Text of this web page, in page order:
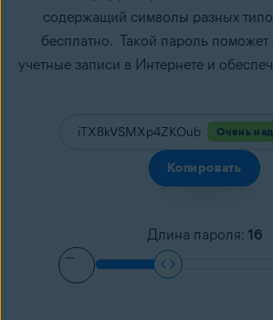
содержащий символы разных
бесплатно. Такой пароль поможет
учетные записи в Интернете и
Очень
Копировать
Длина пароля: 16